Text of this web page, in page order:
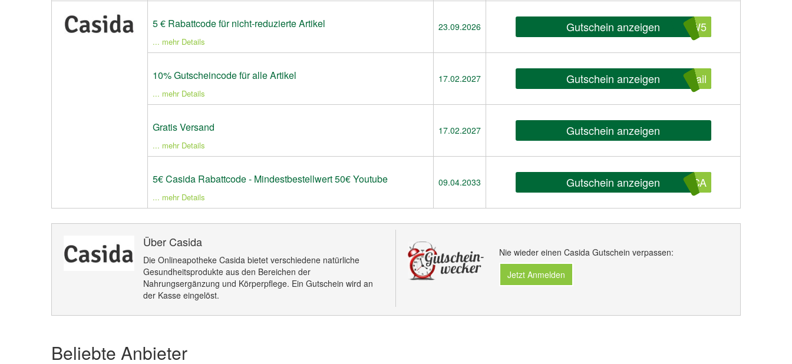
5 € Rabattcode für nicht-reduzierte Artikel
... mehr Details
23.09.2026 Gutschein anzeigen FW5
10% Gutscheincode für alle Artikel
... mehr Details
17.02.2027 Gutschein anzeigen ail
Gratis Versand
... mehr Details
17.02.2027 Gutschein anzeigen
5€ Casida Rabattcode - Mindestbestellwert 50€ Youtube
... mehr Details
09.04.2033 Gutschein anzeigen 1CA
Über Casida
Die Onlineapotheke Casida bietet verschiedene natürliche
Gesundheitsprodukte aus den Bereichen der
Nahrungsergänzung und Körperpflege. Ein Gutschein wird an
der Kasse eingelöst.
Nie wieder einen Casida Gutschein verpassen:
Jetzt Anmelden
Beliebte Anbieter